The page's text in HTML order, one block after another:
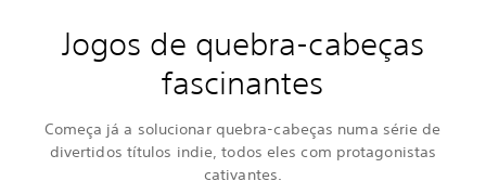
Jogos de quebra-cabeças
fascinantes
Começa já a solucionar quebra-cabeças numa série de
divertidos títulos indie, todos eles com protagonistas
cativantes.